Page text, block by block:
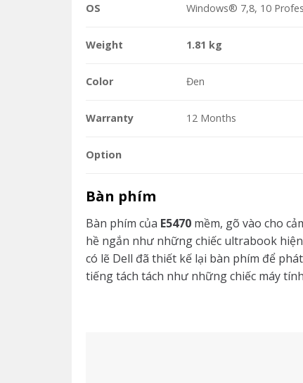
OS Windows® 7,8, 10
Weight 1.81 kg
Color Đen
Warranty 12 Months
Option
Bàn phím
Bàn phím của E5470 mềm, gõ vào cho
hề ngắn như những chiếc ultrabook
có lẽ Dell đã thiết kế lại bàn phím để
tiếng tách tách như những chiếc máy